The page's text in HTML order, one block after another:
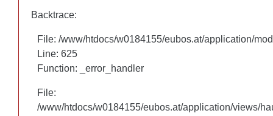
Backtrace:
File: /www/htdocs/w0184155/eubos.at/application/
Line: 625
Function: _error_handler
File:
/www/htdocs/w0184155/eubos.at/application/views/
Backtrace:
File: /www/htdocs/w0184155/eubos.at/application/
Line: 625
Function: _error_handler
File:
/www/htdocs/w0184155/eubos.at/application/views/